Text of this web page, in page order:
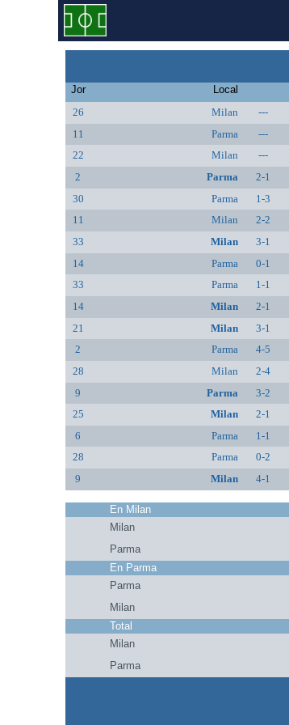
Jor Local
26
Milan ---
11
Parma ---
22
Milan ---
2
Parma 2-1
30
Parma 1-3
11
Milan 2-2
33
Milan 3-1
14
Parma 0-1
33
Parma 1-1
14
Milan 2-1
21
Milan 3-1
2
Parma 4-5
28
Milan 2-4
9
Parma 3-2
25
Milan 2-1
6
Parma 1-1
28
Parma 0-2
9
Milan 4-1
En Milan
Milan
Parma
En Parma
Parma
Milan
Total
Milan
Parma